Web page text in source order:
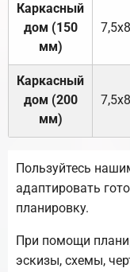
Каркасный
дом (150
мм)
7,5х8
Каркасный
дом (200
мм)
7,5х8
Пользуйтесь
адаптировать
планировку.
При помощи
эскизы, схемы,